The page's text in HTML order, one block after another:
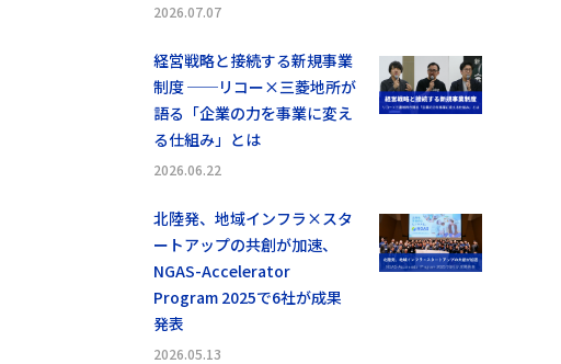
2026.07.07
経営戦略と接続する新規事業
制度 ──リコー×三菱地所が
語る「企業の力を事業に変え
る仕組み」とは
2026.06.22
北陸発、地域インフラ×スタ
ートアップの共創が加速、
NGAS-Accelerator
Program 2025で6社が成果
発表
2026.05.13